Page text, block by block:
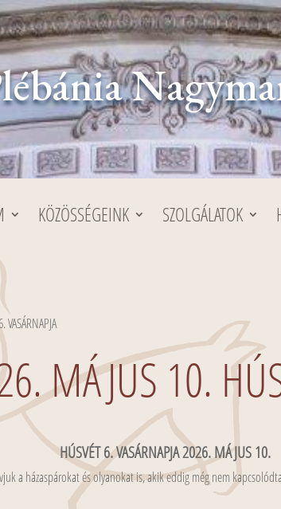
KÖZÖSSÉGEINK SZOLGÁLATOK
MÁJUS 10.
HÚSVÉT 6. VASÁRNAPJA 2026. MÁJUS 10.
a házaspárokat és olyanokat is, akik eddig még nem